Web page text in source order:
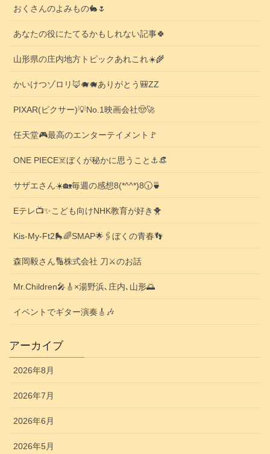
おくさんのよみもの🐇🌷
あなたの役にたてるかもしれない記事🍀
山形県の庄内地方トピックあれこれ☀️🌾
かいけつゾロリ🦊🐗🐗ありがとう🎒ZZ
PIXAR(ピクサー)💡No.1映画会社🤠🚀
任天堂🎮️最高のエンターテイメント🚩
ONE PIECE☠️ぼくが秘かに思うこと⚓️👒
サザエさん☀️🏡毎週の感想8(*^^*)8🕡️🍵
Eテレ📺️✨こども向けNHK教育が好き🐥
Kis-My-Ft2🛼🌈SMAP🌟🖇️ぼくの青春👣
森岡毅さん🔢株式会社 刀⚔️のお話
Mr.Children🎤🎸×湯野浜､庄内､山形🌅
イベントでギター演奏🎸🎶
アーカイブ
2026年8月
2026年7月
2026年6月
2026年5月